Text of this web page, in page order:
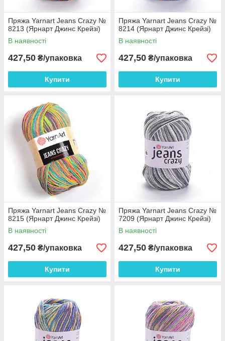
Пряжа Yarnart Jeans Crazy №
8213 (Ярнарт Джинс Крейзі)
В наявності
427,50 ₴/упаковка
Купити
Пряжа Yarnart Jeans Crazy №
8214 (Ярнарт Джинс Крейзі)
В наявності
427,50 ₴/упаковка
Купити
Пряжа Yarnart Jeans Crazy №
8215 (Ярнарт Джинс Крейзі)
В наявності
427,50 ₴/упаковка
Купити
Пряжа Yarnart Jeans Crazy №
7209 (Ярнарт Джинс Крейзі)
В наявності
427,50 ₴/упаковка
Купити